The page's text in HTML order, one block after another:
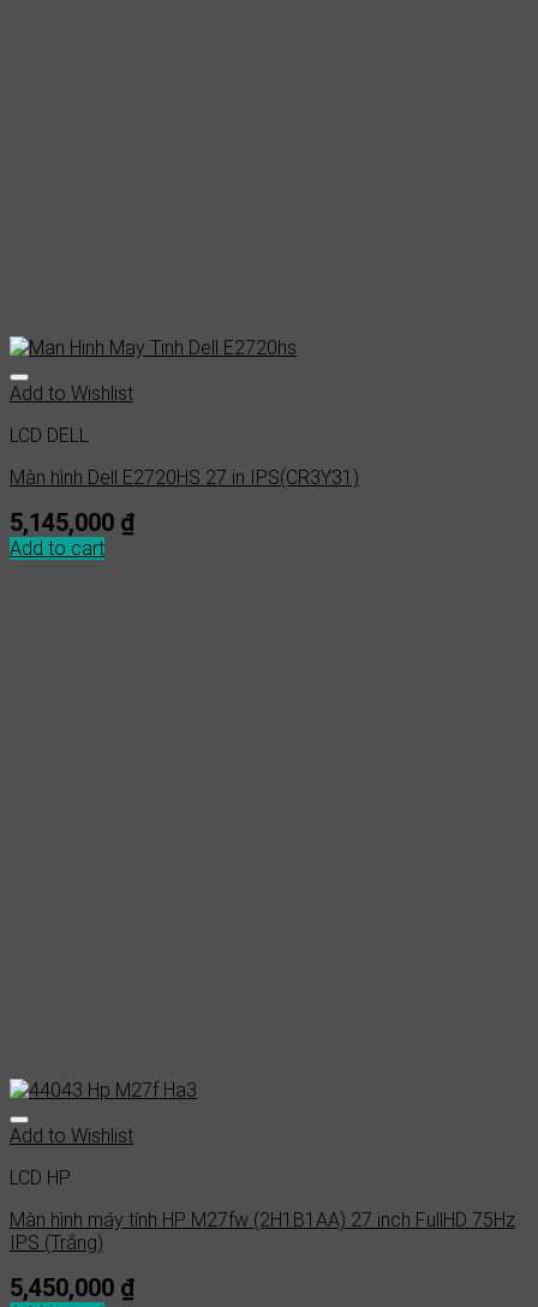
Add to Wishlist
LCD DELL
Màn hình Dell E2720HS 27 in IPS(CR3Y31)
5,145,000 ₫
Add to cart
Add to Wishlist
LCD HP
Màn hình máy tính HP M27fw (2H1B1AA) 27 inch FullHD 75Hz
IPS (Trắng)
5,450,000 ₫